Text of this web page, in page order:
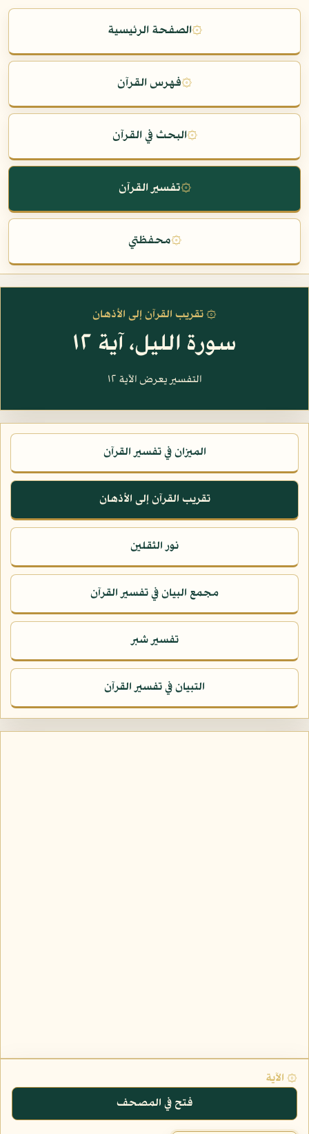
۞الصفحة الرئيسية
۞فهرس القرآن
۞البحث في القرآن
۞تفسير القرآن
۞محفظتي
۞ تقريب القرآن إلى الأذهان
سورة الليل، آية ١٢
التفسير يعرض الآية ١٢
الميزان في تفسير القرآن
تقريب القرآن إلى الأذهان
نور الثقلين
مجمع البيان في تفسير القرآن
تفسير شبر
التبيان في تفسير القرآن
۞ الآية
فتح في المصحف